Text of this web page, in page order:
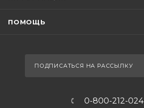
ПОМОЩЬ
ПОДПИСАТЬСЯ НА РАССЫЛКУ
0-800-212-024